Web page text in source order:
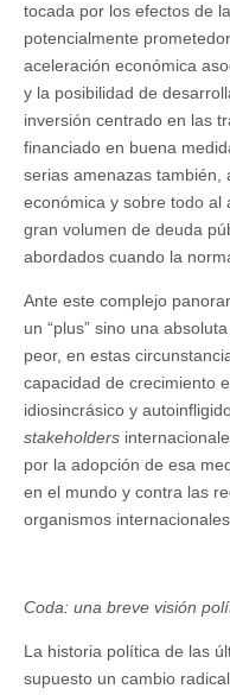
tocada por los efectos de
potencialmente
aceleración económica
y la posibilidad de
inversión centrado en las
financiado en buena
serias amenazas también,
económica y sobre todo al
gran volumen de deuda
abordados cuando la
Ante este complejo
un “plus” sino una
peor, en estas
capacidad de crecimiento
idiosincrásico y
stakeholders
por la adopción de esa
en el mundo y contra las
organismos internacionales.
Coda: una breve visión
La historia política de las
supuesto un cambio